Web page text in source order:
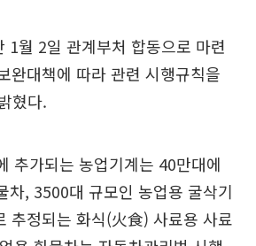
1월 2일 관계부처 합동으로 마련
완대책에 따라 관련 시행규칙을
혔다.
추가되는 농업기계는 40만대에
차, 3500대 규모인 농업용 굴삭기
추정되는 화식(火食) 사료용 사료